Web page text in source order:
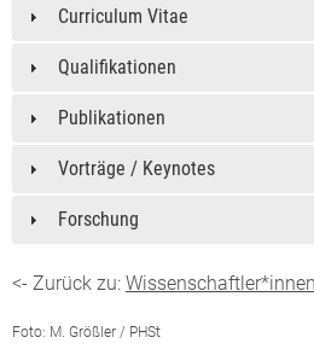
Curriculum Vitae
Qualifikationen
Publikationen
Vorträge / Keynotes
Forschung
<- Zurück zu: Wissenschaftler*innen
Foto: M. Größler / PHSt